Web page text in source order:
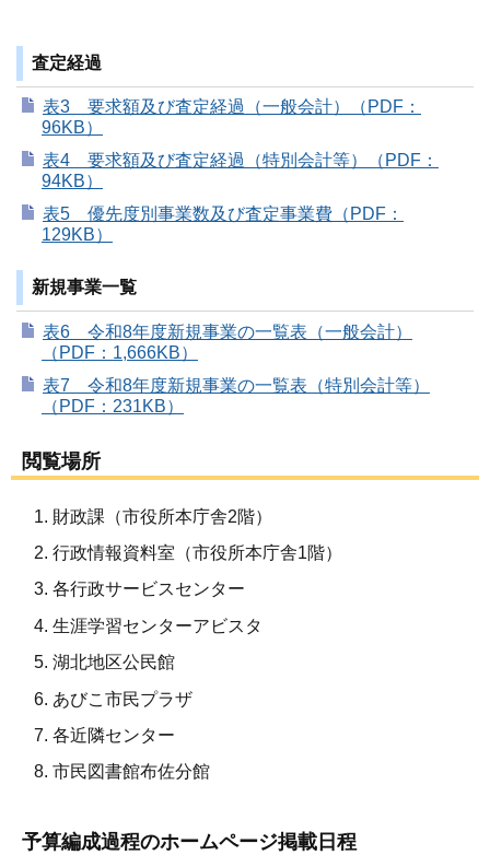
査定経過
表3 要求額及び査定経過（一般会計）（PDF：
96KB）
表4 要求額及び査定経過（特別会計等）（PDF：
94KB）
表5 優先度別事業数及び査定事業費（PDF：
129KB）
新規事業一覧
表6 令和8年度新規事業の一覧表（一般会計）
（PDF：1,666KB）
表7 令和8年度新規事業の一覧表（特別会計等）
（PDF：231KB）
閲覧場所
財政課（市役所本庁舎2階）
行政情報資料室（市役所本庁舎1階）
各行政サービスセンター
生涯学習センターアビスタ
湖北地区公民館
あびこ市民プラザ
各近隣センター
市民図書館布佐分館
予算編成過程のホームページ掲載日程